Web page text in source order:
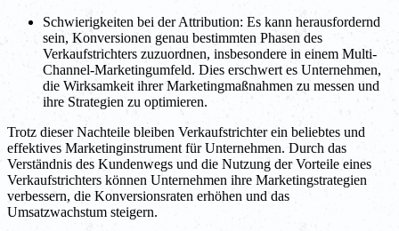
Schwierigkeiten bei der Attribution: Es kann herausfordernd
sein, Konversionen genau bestimmten Phasen des
Verkaufstrichters zuzuordnen, insbesondere in einem Multi-
Channel-Marketingumfeld. Dies erschwert es Unternehmen,
die Wirksamkeit ihrer Marketingmaßnahmen zu messen und
ihre Strategien zu optimieren.
Trotz dieser Nachteile bleiben Verkaufstrichter ein beliebtes und
effektives Marketinginstrument für Unternehmen. Durch das
Verständnis des Kundenwegs und die Nutzung der Vorteile eines
Verkaufstrichters können Unternehmen ihre Marketingstrategien
verbessern, die Konversionsraten erhöhen und das
Umsatzwachstum steigern.